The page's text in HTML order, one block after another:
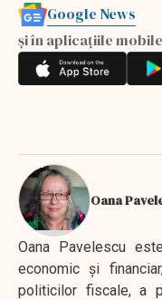
Google News
și în aplicațiile mobile
Oana
Oana Pavelescu
economic și
politicilor fiscale, a